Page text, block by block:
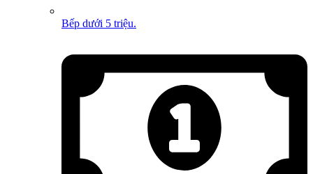
Bếp dưới 5 triệu.